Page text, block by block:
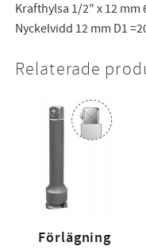
Krafthylsa 1/2" x 12 mm
Nyckelvidd 12 mm D1
Relaterade
Förlägning